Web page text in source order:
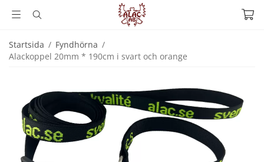
Startsida / Fyndhörna /
Alackoppel 20mm * 190cm i svart och orange